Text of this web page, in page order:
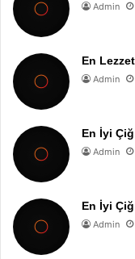
Admin
En
Admin
En İyi
Admin
En İyi
Admin